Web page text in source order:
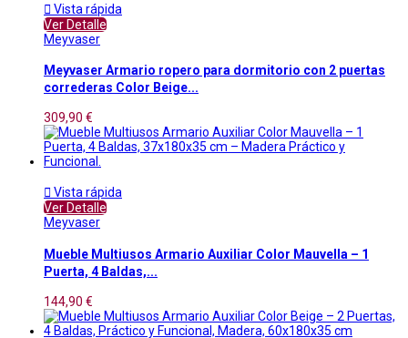
 Vista rápida
Ver Detalle
Meyvaser
Meyvaser Armario ropero para dormitorio con 2 puertas
correderas Color Beige...
309,90 €
 Vista rápida
Ver Detalle
Meyvaser
Mueble Multiusos Armario Auxiliar Color Mauvella – 1
Puerta, 4 Baldas,...
144,90 €